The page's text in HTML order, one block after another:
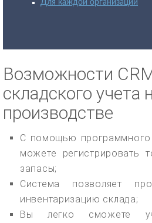
Для каждой организации
Возможности
складского учета
производстве
С помощью программного
можете регистрировать
запасы;
Система позволяет
инвентаризацию склада;
Вы легко сможете